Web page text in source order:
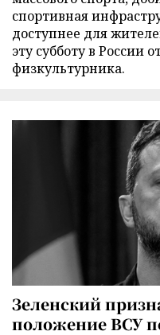
спортивная
доступнее для
эту субботу в России
физкультурника.
Зеленский
положение ВСУ